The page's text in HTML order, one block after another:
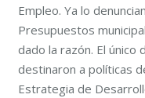
Empleo. Ya lo
Presupuestos
dado la razón. El único
destinaron a políticas
Estrategia de